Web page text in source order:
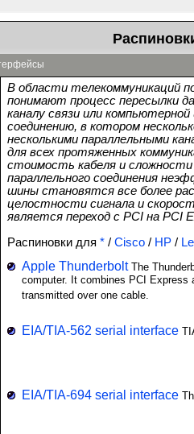
В области телекоммуникаций
понимают процесс пересылки
каналу связи или
соединению, в котором
несколькими параллельными
для всех протяженных
стоимость кабеля и сложности
параллельного соединения
шины становятся все более
целостности сигнала и
является переход с PCI на PCI
Распиновки для* /Cisco / HP /
Apple Thunderbolt The
computer. It combines PCI Express
transmitted over one cable.
EIA/TIA-562 serial interface
EIA/TIA-694 serial interface